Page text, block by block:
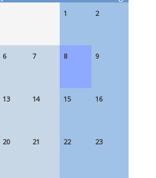
1 2
6 7 8 9
13 14 15 16
20 21 22 23